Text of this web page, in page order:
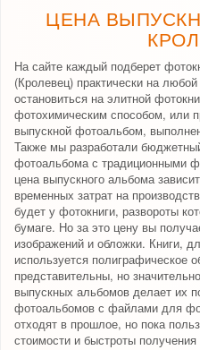
ЦЕНА
На сайте каждый подберет
(Кролевец) практически на
остановиться на элитной
фотохимическим способом, или
выпускной фотоальбом,
Также мы разработали
фотоальбома с традиционными
цена выпускного альбома
временных затрат на
будет у фотокниги, развороты
бумаге. Но за это цену вы
изображений и обложки. Книги,
используется полиграфическое
представительны, но
выпускных альбомов делает их
фотоальбомов с файлами для
отходят в прошлое, но пока
стоимости и быстроты получения